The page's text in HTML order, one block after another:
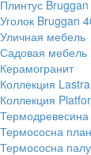
Плинтус
Уголок Bruggan
Уличная мебель
Садовая мебель
Керамогранит
Коллекция
Коллекция
Термодревесина
Термососна
Термососна